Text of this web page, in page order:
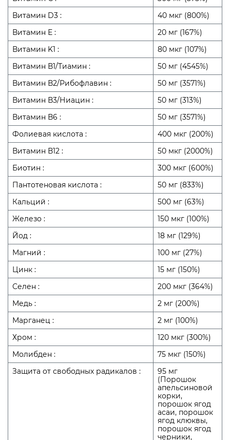
Витамин D3 :
40 мкг (800%)
Витамин Е :
20 мг (167%)
Витамин K1 :
80 мкг (107%)
Витамин В1/Тиамин :
50 мг (4545%)
Витамин В2/Рибофлавин :
50 мг (3571%)
Витамин В3/Ниацин :
50 мг (313%)
Витамин В6 :
50 мг (3571%)
Фолиевая кислота :
400 мкг (200%)
Витамин В12 :
50 мкг (2000%)
Биотин :
300 мкг (600%)
Пантотеновая кислота :
50 мг (833%)
Кальций :
500 мг (63%)
Железо :
150 мкг (100%)
Йод :
18 мг (129%)
Магний :
100 мг (27%)
Цинк :
15 мг (150%)
Селен :
200 мкг (364%)
Медь :
2 мг (200%)
Марганец :
2 мг (100%)
Хром :
120 мкг (300%)
Молибден :
75 мкг (150%)
Защита от свободных радикалов :
95 мг
(Порошок
апельсиновой
корки,
порошок ягод
асаи, порошок
ягод клюквы,
порошок ягод
черники,